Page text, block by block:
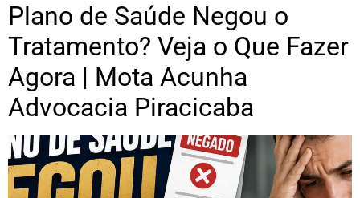
Plano de Saúde Negou o
Tratamento? Veja o Que Fazer
Agora | Mota Acunha
Advocacia Piracicaba